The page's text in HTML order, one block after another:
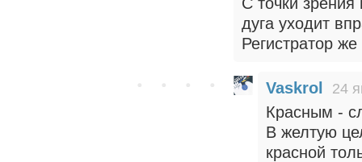
дуга уходит
Регистратор
Vaskrol 24
Красным -
В желтую
красной